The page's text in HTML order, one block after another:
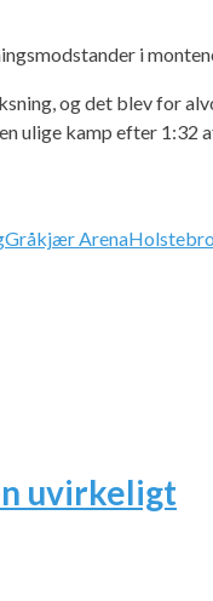
i
og det blev for
ulige kamp efter 1:32
Gråkjær ArenaHolstebro
uvirkeligt